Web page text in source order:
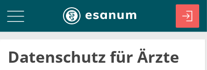
Datenschutz für Ärzte